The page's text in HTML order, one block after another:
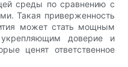
среды по сравнению с
Такая приверженность
может стать мощным
доверие и
ценят ответственное